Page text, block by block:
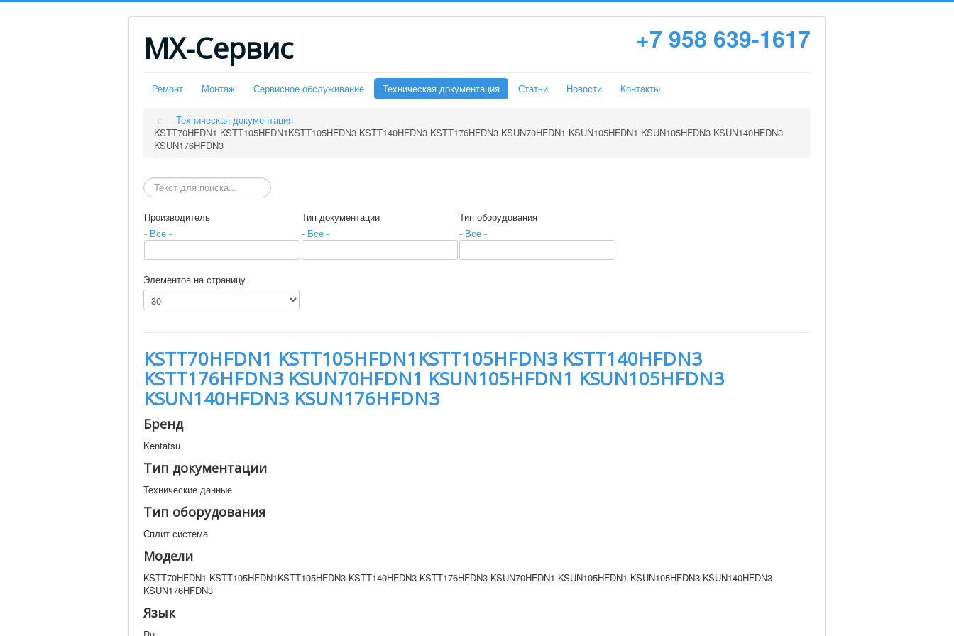
МХ-Сервис +7 958 639-1617
Ремонт Монтаж Сервисное обслуживание Техническая документация Статьи Новости Контакты
Техническая документация
KSTT70HFDN1 KSTT105HFDN1KSTT105HFDN3 KSTT140HFDN3 KSTT176HFDN3 KSUN70HFDN1 KSUN105HFDN1 KSUN105HFDN3 KSUN140HFDN3
KSUN176HFDN3
Производитель
- Все -
Тип документации
- Все -
Тип оборудования
- Все -
Элементов на страницу
KSTT70HFDN1 KSTT105HFDN1KSTT105HFDN3 KSTT140HFDN3
KSTT176HFDN3 KSUN70HFDN1 KSUN105HFDN1 KSUN105HFDN3
KSUN140HFDN3 KSUN176HFDN3
Бренд
Kentatsu
Тип документации
Технические данные
Тип оборудования
Сплит система
Модели
KSTT70HFDN1 KSTT105HFDN1KSTT105HFDN3 KSTT140HFDN3 KSTT176HFDN3 KSUN70HFDN1 KSUN105HFDN1 KSUN105HFDN3 KSUN140HFDN3
KSUN176HFDN3
Язык